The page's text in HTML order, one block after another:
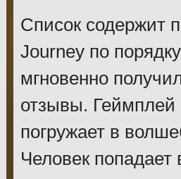
Список содержит
Journey по
мгновенно
отзывы. Геймплей
погружает в
Человек попадает